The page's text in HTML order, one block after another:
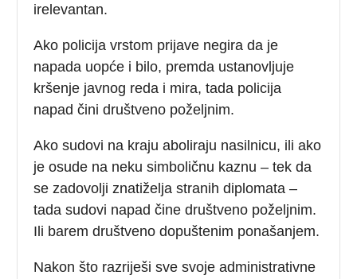
irelevantan.
Ako policija vrstom prijave negira da je
napada uopće i bilo, premda ustanovljuje
kršenje javnog reda i mira, tada policija
napad čini društveno poželjnim.
Ako sudovi na kraju aboliraju nasilnicu, ili ako
je osude na neku simboličnu kaznu – tek da
se zadovolji znatiželja stranih diplomata –
tada sudovi napad čine društveno poželjnim.
Ili barem društveno dopuštenim ponašanjem.
Nakon što razriješi sve svoje administrativne